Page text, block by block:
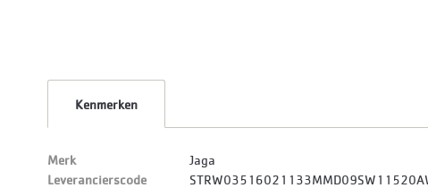
Kenmerken
Merk
Jaga
Leverancierscode